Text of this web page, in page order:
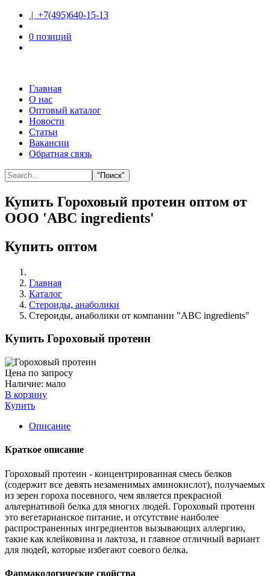
| +7(495)640-15-13
0 позиций
Главная
О нас
Оптовый каталог
Новости
Статьи
Вакансии
Обратная связь
"Поиск"
Купить Гороховый протеин оптом от
ООО 'ABC ingredients'
Купить оптом
Главная
Каталог
Стероиды, анаболики
Стероиды, анаболики от компании "ABC ingredients"
Купить Гороховый протеин
Цена по запросу
Наличие: мало
В корзину
Купить
Описание
Краткое описание
Гороховый протеин - концентрированная смесь белков
(содержит все девять незаменимых аминокислот), получаемых
из зерен гороха посевного, чем является прекрасной
альтернативой белка для многих людей. Гороховый протеин
это вегетарианское питание, и отсутствие наиболее
распространенных ингредиентов вызывающих аллергию,
такие как клейковина и лактоза, и главное отличный вариант
для людей, которые избегают соевого белка.
Фармакологические свойства